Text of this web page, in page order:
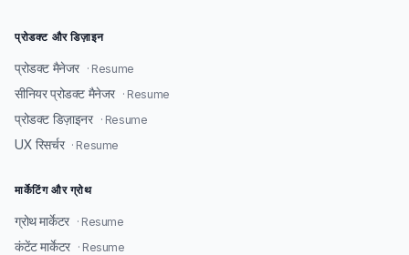
प्रोडक्ट और डिज़ाइन
प्रोडक्ट मैनेजर · Resume
सीनियर प्रोडक्ट मैनेजर · Resume
प्रोडक्ट डिज़ाइनर · Resume
UX रिसर्चर · Resume
मार्केटिंग और ग्रोथ
ग्रोथ मार्केटर · Resume
कंटेंट मार्केटर · Resume